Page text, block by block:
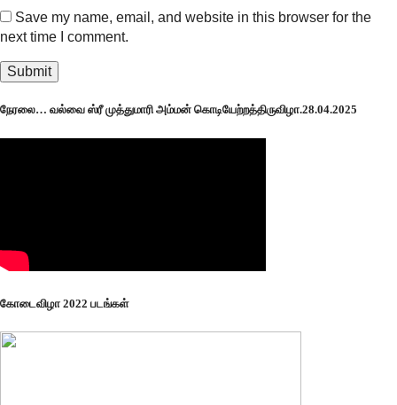
Save my name, email, and website in this browser for the
next time I comment.
நேரலை… வல்வை ஸ்ரீ முத்துமாரி அம்மன் கொடியேற்றத்திருவிழா.28.04.2025
கோடைவிழா 2022 படங்கள்